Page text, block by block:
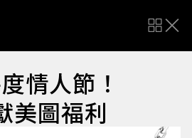
情人節！
美圖福利